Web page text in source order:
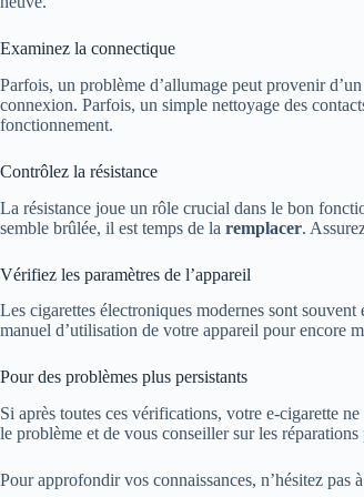
Examinez la connectique
Parfois, un problème d’allumage peut provenir d’un
connexion. Parfois, un simple nettoyage des
fonctionnement.
Contrôlez la résistance
La résistance joue un rôle crucial dans le bon
semble brûlée, il est temps de la remplacer.
Vérifiez les paramètres de l’appareil
Les cigarettes électroniques modernes sont
manuel d’utilisation de votre appareil pour encore
Pour des problèmes plus persistants
Si après toutes ces vérifications, votre e-cigarette
le problème et de vous conseiller sur les
Pour approfondir vos connaissances, n’hésitez